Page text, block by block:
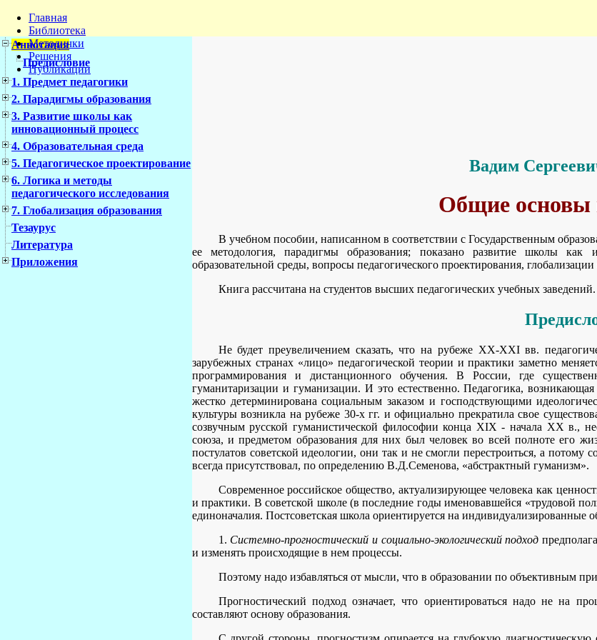
Главная
Библиотека
Методички
Решения
Публикации
Аннотация
Предисловие
1. Предмет педагогики
2. Парадигмы образования
3. Развитие школы как
инновационный процесс
4. Образовательная среда
5. Педагогическое проектирование
6. Логика и методы
педагогического исследования
7. Глобализация образования
Тезаурус
Литература
Приложения
Вадим
Общие основы
В учебном пособии, написанном в соответствии с Государственным
ее методология, парадигмы образования; показано развитие школы
образовательной среды, вопросы педагогического проектирования, глобализации
Книга рассчитана на студентов высших педагогических учебных заведений.
Не будет преувеличением сказать, что на рубеже XX-XXI вв.
зарубежных странах «лицо» педагогической теории и практики заметно
программирования и дистанционного обучения. В России, где
гуманитаризации и гуманизации. И это естественно. Педагогика,
жестко детерминирована социальным заказом и господствующими
культуры возникла на рубеже 30-х гг. и официально прекратила свое
созвучным русской гуманистической философии конца XIX - начала XX в.,
союза, и предметом образования для них был человек во всей полноте его
постулатов советской идеологии, они так и не смогли перестроиться, а потому
всегда присутствовал, по определению В.Д.Семенова, «абстрактный гуманизм».
Современное российское общество, актуализирующее человека как
и практики. В советской школе (в последние годы именовавшейся «трудовой
единоначалия. Постсоветская школа ориентируется на
1. Системно-прогностический и социально-экологический подход
и изменять происходящие в нем процессы.
Поэтому надо избавляться от мысли, что в образовании по объективным
Прогностический подход означает, что ориентироваться надо не на
составляют основу образования.